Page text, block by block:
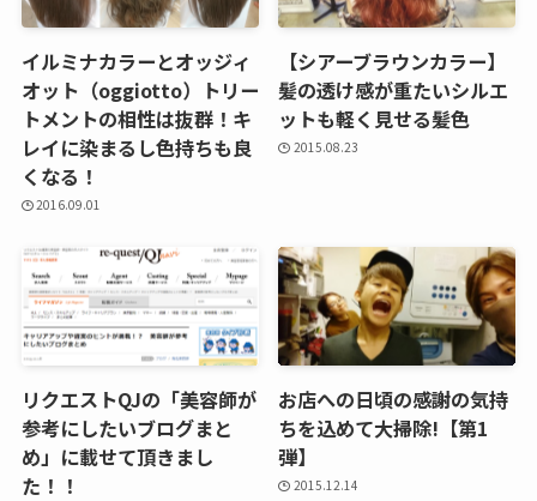
イルミナカラーとオッジィ
オット（oggiotto）トリー
トメントの相性は抜群！キ
レイに染まるし色持ちも良
くなる！
2016.09.01
【シアーブラウンカラー】
髪の透け感が重たいシルエ
ットも軽く見せる髪色
2015.08.23
リクエストQJの「美容師が
参考にしたいブログまと
め」に載せて頂きまし
た！！
お店への日頃の感謝の気持
ちを込めて大掃除!【第1
弾】
2015.12.14